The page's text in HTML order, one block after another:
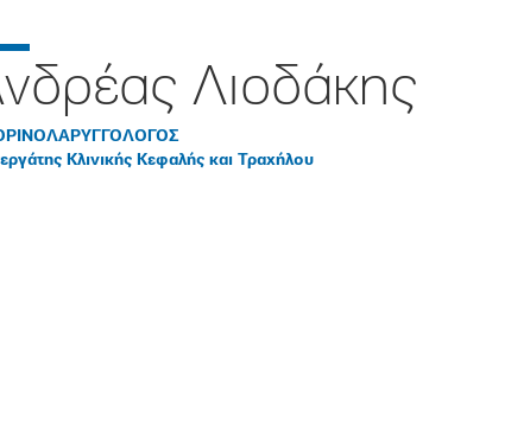
Λιοδάκης
Κλινικής Κεφαλής και Τραχήλου